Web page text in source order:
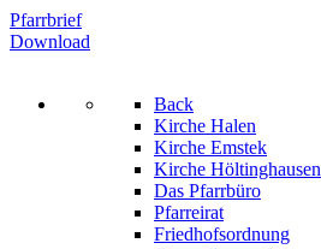
Pfarrbrief
Download
Back
Kirche Halen
Kirche Emstek
Kirche Höltinghausen
Das Pfarrbüro
Pfarreirat
Friedhofsordnung